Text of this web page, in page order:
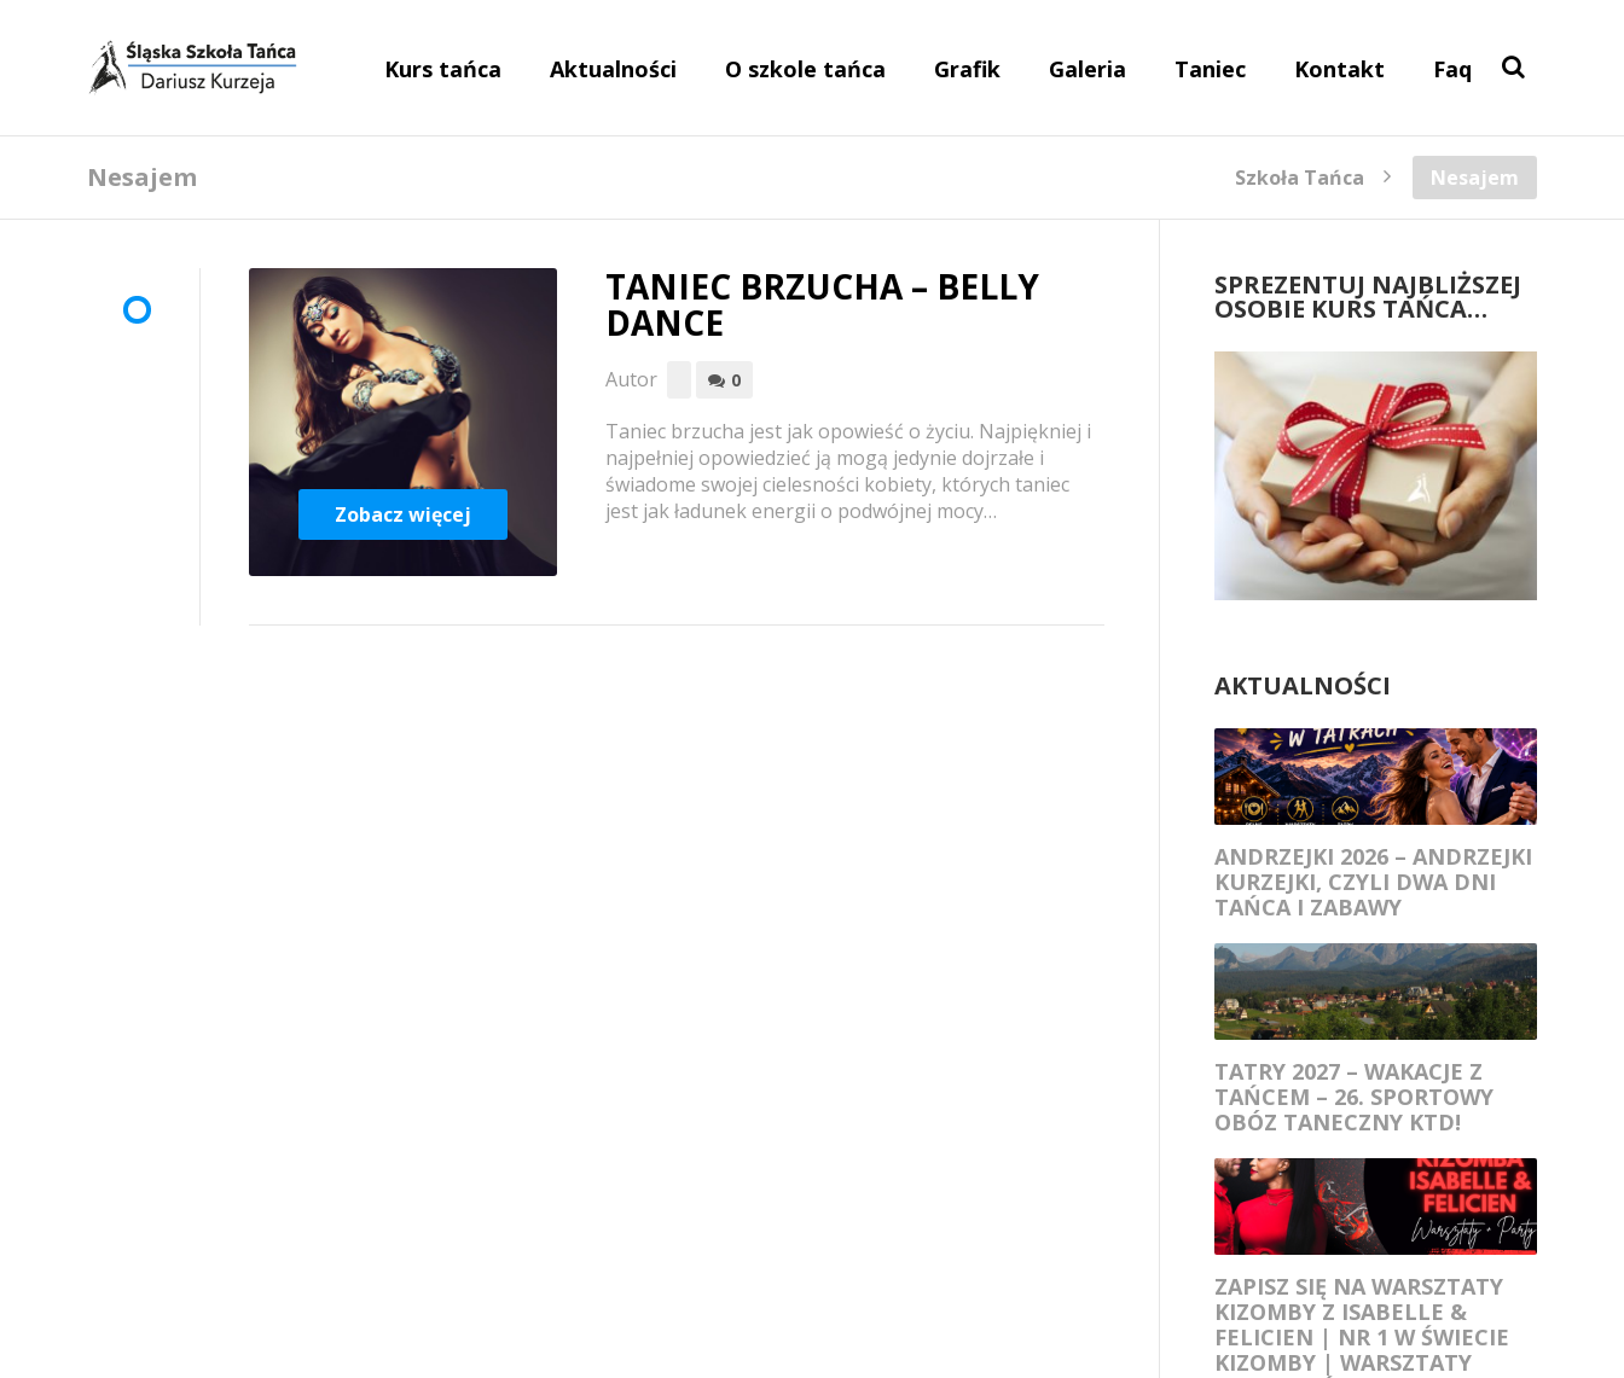
Kurs tańca Aktualności O szkole tańca Grafik Galeria Taniec Kontakt Faq
Nesajem Szkoła Tańca Nesajem
Zobacz więcej
TANIEC BRZUCHA – BELLY
DANCE
Autor 0
Taniec brzucha jest jak opowieść o życiu. Najpiękniej i
najpełniej opowiedzieć ją mogą jedynie dojrzałe i
świadome swojej cielesności kobiety, których taniec
jest jak ładunek energii o podwójnej mocy…
SPREZENTUJ NAJBLIŻSZEJ
OSOBIE KURS TAŃCA…
AKTUALNOŚCI
ANDRZEJKI 2026 – ANDRZEJKI
KURZEJKI, CZYLI DWA DNI
TAŃCA I ZABAWY
TATRY 2027 – WAKACJE Z
TAŃCEM – 26. SPORTOWY
OBÓZ TANECZNY KTD!
ZAPISZ SIĘ NA WARSZTATY
KIZOMBY Z ISABELLE &
FELICIEN | NR 1 W ŚWIECIE
KIZOMBY | WARSZTATY